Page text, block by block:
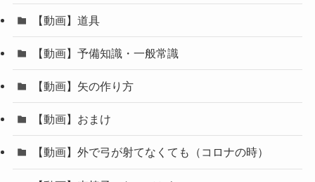
【動画】道具
【動画】予備知識・一般常識
【動画】矢の作り方
【動画】おまけ
【動画】外で弓が射てなくても（コロナの時）